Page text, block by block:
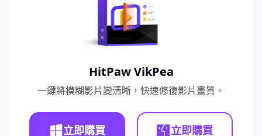
HitPaw VikPea
一鍵將模糊影片變清晰，快速修復影片畫質。
立即購買 立即購買